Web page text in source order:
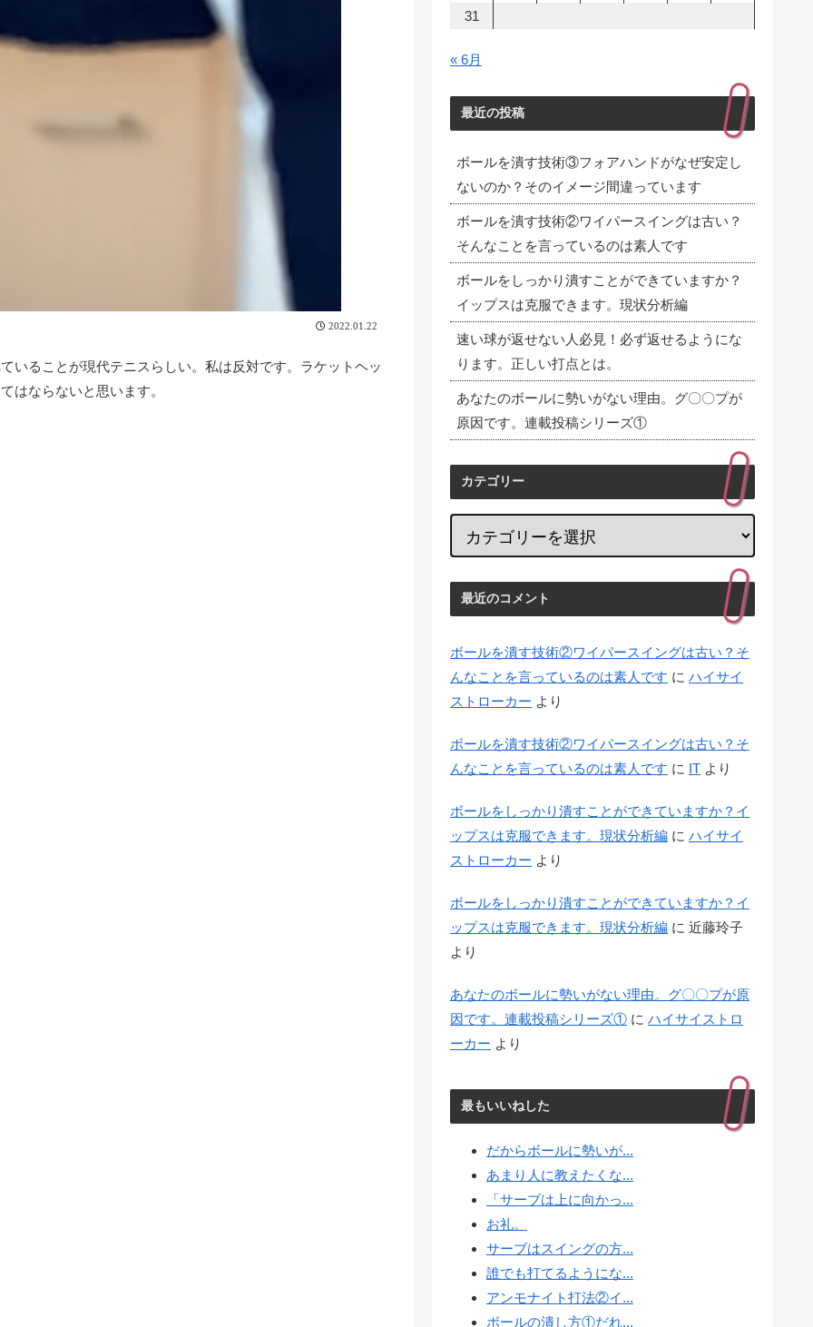
2022.01.22
いることが現代テニスらしい。私は反対です。ラケットヘッ
はならないと思います。
31
« 6月
最近の投稿
ボールを潰す技術③フォアハンドがなぜ安定し
ないのか？そのイメージ間違っています
ボールを潰す技術②ワイパースイングは古い？
そんなことを言っているのは素人です
ボールをしっかり潰すことができていますか？
イップスは克服できます。現状分析編
速い球が返せない人必見！必ず返せるようにな
ります。正しい打点とは。
あなたのボールに勢いがない理由。グ〇〇プが
原因です。連載投稿シリーズ①
カテゴリー
最近のコメント
ボールを潰す技術②ワイパースイングは古い？そ
んなことを言っているのは素人です に ハイサイ
ストローカー より
ボールを潰す技術②ワイパースイングは古い？そ
んなことを言っているのは素人です に IT より
ボールをしっかり潰すことができていますか？イ
ップスは克服できます。現状分析編 に ハイサイ
ストローカー より
ボールをしっかり潰すことができていますか？イ
ップスは克服できます。現状分析編 に 近藤玲子
より
あなたのボールに勢いがない理由。グ〇〇プが原
因です。連載投稿シリーズ① に ハイサイストロ
ーカー より
最もいいねした
だからボールに勢いが...
あまり人に教えたくな...
「サーブは上に向かっ...
お礼。
サーブはスイングの方...
誰でも打てるようにな...
アンモナイト打法②イ...
ボールの潰し方①だれ...